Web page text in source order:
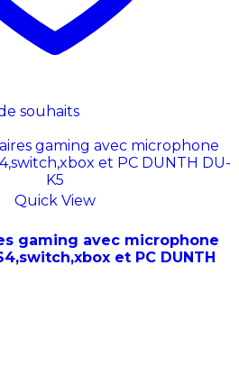
souhaits
Quick View
gaming avec microphone
et PC DUNTH